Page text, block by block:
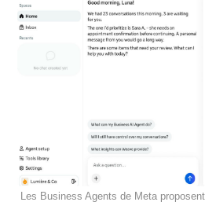
Les Business Agents de Meta